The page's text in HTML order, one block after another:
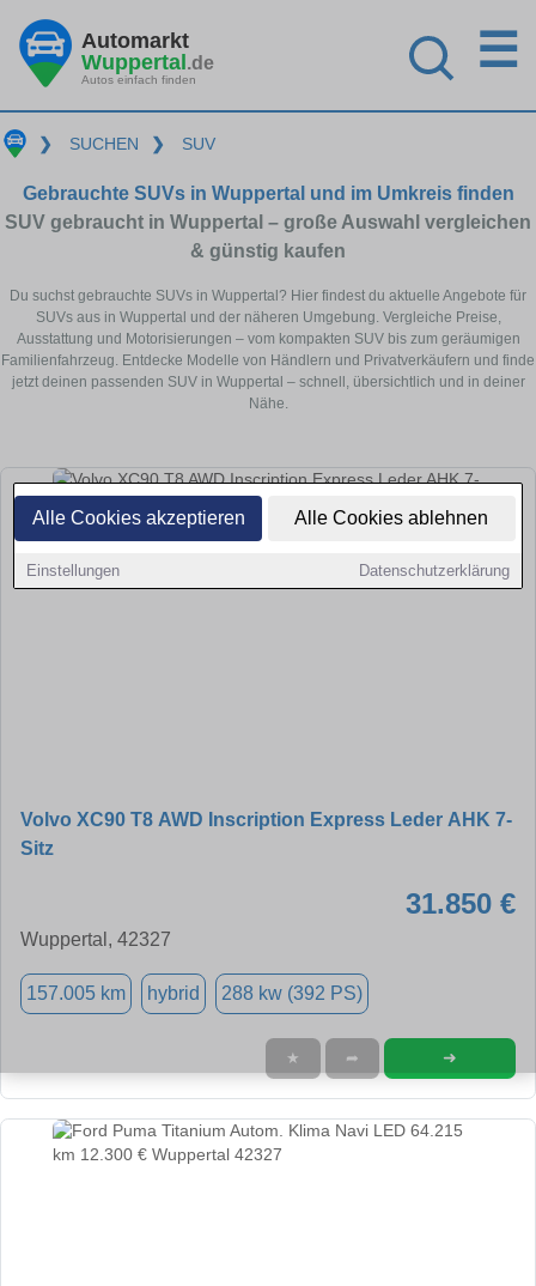
Alle Cookies akzeptieren Alle Cookies ablehnen
Einstellungen Datenschutzerklärung
Automarkt
Wuppertal.de
Autos einfach finden
☰
❯ SUCHEN ❯ SUV
Gebrauchte SUVs in Wuppertal und im Umkreis finden
SUV gebraucht in Wuppertal – große Auswahl vergleichen
& günstig kaufen
Du suchst gebrauchte SUVs in Wuppertal? Hier findest du aktuelle Angebote für
SUVs aus in Wuppertal und der näheren Umgebung. Vergleiche Preise,
Ausstattung und Motorisierungen – vom kompakten SUV bis zum geräumigen
Familienfahrzeug. Entdecke Modelle von Händlern und Privatverkäufern und finde
jetzt deinen passenden SUV in Wuppertal – schnell, übersichtlich und in deiner
Nähe.
Volvo XC90 T8 AWD Inscription Express Leder AHK 7-
Sitz
31.850 €
Wuppertal, 42327
157.005 km hybrid 288 kw (392 PS)
★ ➦ ➜